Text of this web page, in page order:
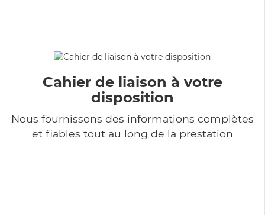
Cahier de liaison à votre
disposition
Nous fournissons des informations complètes
et fiables tout au long de la prestation